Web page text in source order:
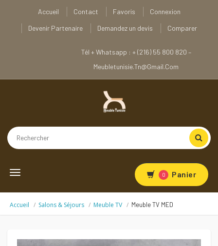
Accueil Contact Favoris
Connexion
Devenir Partenaire
Demandez un devis Comparer
Tél + Whatsapp : + (216) 55 800 820 –
Meubletunisie.tn@gmail.com
Toggle
0 Panier
Accueil Salons & Séjours Meuble TV Meuble TV MED